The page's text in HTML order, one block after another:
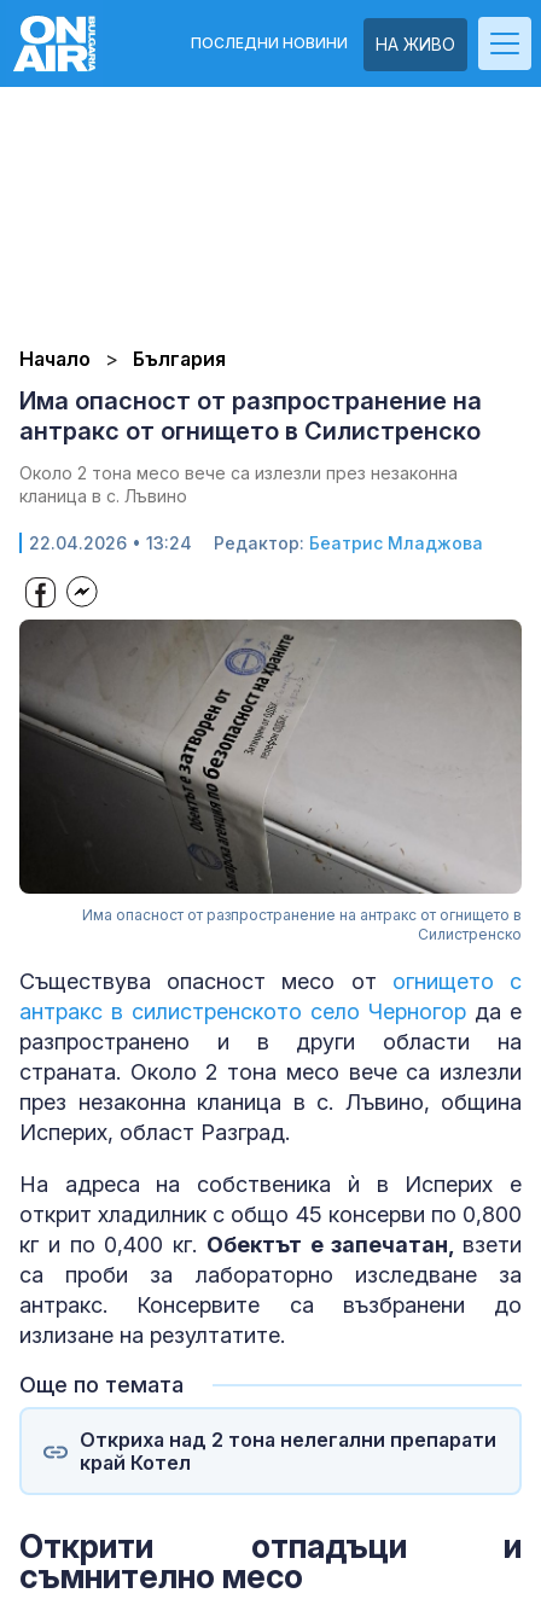
НА ЖИВО
ПОСЛЕДНИ НОВИНИ
Начало България
Има опасност от разпространение на
антракс от огнището в Силистренско
Около 2 тона месо вече са излезли през незаконна
кланица в с. Лъвино
22.04.2026 • 13:24 Редактор: Беатрис Младжова
Има опасност от разпространение на антракс от огнището в
Силистренско
Съществува опасност месо от огнището с
антракс в силистренското село Черногор да е
разпространено и в други области на
страната. Около 2 тона месо вече са излезли
през незаконна кланица в с. Лъвино, община
Исперих, област Разград.
На адреса на собственика ѝ в Исперих е
открит хладилник с общо 45 консерви по 0,800
кг и по 0,400 кг. Обектът е запечатан, взети
са проби за лабораторно изследване за
антракс. Консервите са възбранени до
излизане на резултатите.
Още по темата
Откриха над 2 тона нелегални препарати
край Котел
Открити отпадъци и
съмнително месо